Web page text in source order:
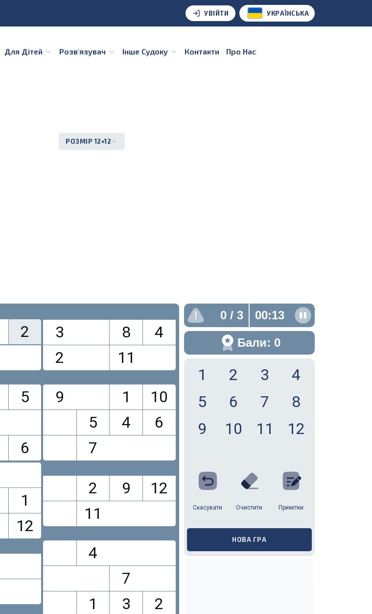
УВІЙТИ УКРАЇНСЬКА
Для Дітей Розв'язувач Інше Судоку Контакти Про Нас
РОЗМІР 12×12
2
3 8
4
2
11
5
6
9 1
10
5
4
6
7
1
12
2 9
12
11
4
7
1
3 2
0 / 3 00:13
Бали: 0
1 2 3
4
5
6 7
8
9
10 11 12
Скасувати Очистити Примітки
НОВА ГРА